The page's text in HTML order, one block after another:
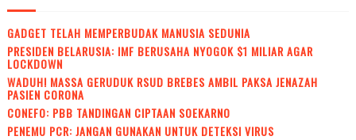
GADGET TELAH MEMPERBUDAK MANUSIA SEDUNIA
PRESIDEN BELARUSIA: IMF BERUSAHA NYOGOK $1 MILIAR AGAR
LOCKDOWN
WADUH! MASSA GERUDUK RSUD BREBES AMBIL PAKSA JENAZAH
PASIEN CORONA
CONEFO: PBB TANDINGAN CIPTAAN SOEKARNO
PENEMU PCR: JANGAN GUNAKAN UNTUK DETEKSI VIRUS